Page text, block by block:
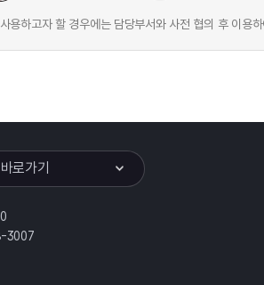
용하고자 할 경우에는 담당부서와 사전 협의 후 이용
로가기
3007